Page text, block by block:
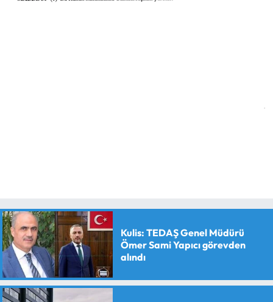
Kulis: TEDAŞ Genel Müdürü
Ömer Sami Yapıcı görevden
alındı